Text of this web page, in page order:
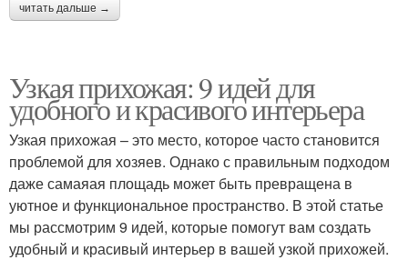
читать дальше →
Узкая прихожая: 9 идей для
удобного и красивого интерьера
Узкая прихожая – это место, которое часто становится
проблемой для хозяев. Однако с правильным подходом
даже самаяая площадь может быть превращена в
уютное и функциональное пространство. В этой статье
мы рассмотрим 9 идей, которые помогут вам создать
удобный и красивый интерьер в вашей узкой прихожей.